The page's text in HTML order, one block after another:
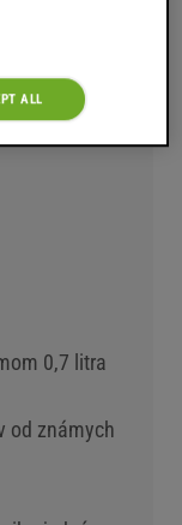
0,7 litra
od známych
ALL